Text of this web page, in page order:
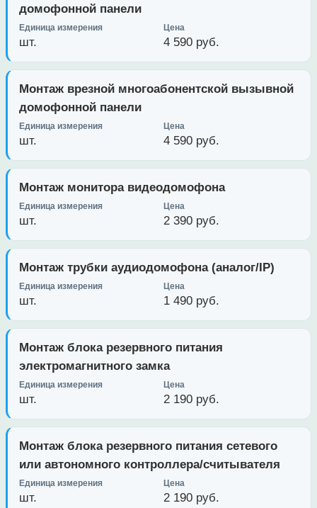
домофонной панели
шт. 4 590 руб.
Монтаж врезной многоабонентской вызывной
домофонной панели
шт. 4 590 руб.
Монтаж монитора видеодомофона
шт. 2 390 руб.
Монтаж трубки аудиодомофона (аналог/IP)
шт. 1 490 руб.
Монтаж блока резервного питания
электромагнитного замка
шт. 2 190 руб.
Монтаж блока резервного питания сетевого
или автономного контроллера/считывателя
шт. 2 190 руб.